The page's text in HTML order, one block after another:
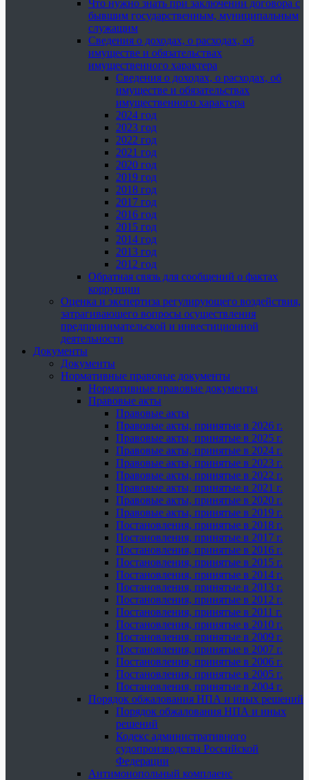
Что нужно знать при заключении договора с
бывшим государственным, муниципальным
служащим
Сведения о доходах, о расходах, об
имуществе и обязательствах
имущественного характера
Сведения о доходах, о расходах, об
имуществе и обязательствах
имущественного характера
2024 год
2023 год
2022 год
2021 год
2020 год
2019 год
2018 год
2017 год
2016 год
2015 год
2014 год
2013 год
2012 год
Обратная связь для сообщений о фактах
коррупции
Оценка и экспертиза регулирующего воздействия,
затрагивающего вопросы осуществления
предпринимательской и инвестиционной
деятельности
Документы
Документы
Нормативные правовые документы
Нормативные правовые документы
Правовые акты
Правовые акты
Правовые акты, принятые в 2026 г.
Правовые акты, принятые в 2025 г.
Правовые акты, принятые в 2024 г.
Правовые акты, принятые в 2023 г.
Правовые акты, принятые в 2022 г.
Правовые акты, принятые в 2021 г.
Правовые акты, принятые в 2020 г.
Правовые акты, принятые в 2019 г.
Постановления, принятые в 2018 г.
Постановления, принятые в 2017 г.
Постановления, принятые в 2016 г.
Постановления, принятые в 2015 г.
Постановления, принятые в 2014 г.
Постановления, принятые в 2013 г.
Постановления, принятые в 2012 г.
Постановления, принятые в 2011 г.
Постановления, принятые в 2010 г.
Постановления, принятые в 2009 г.
Постановления, принятые в 2007 г.
Постановления, принятые в 2006 г.
Постановления, принятые в 2005 г.
Постановления, принятые в 2004 г.
Порядок обжалования НПА и иных решений
Порядок обжалования НПА и иных
решений
Кодекс административного
судопроизводства Российской
Федерации
Антимонопольный комплаенс